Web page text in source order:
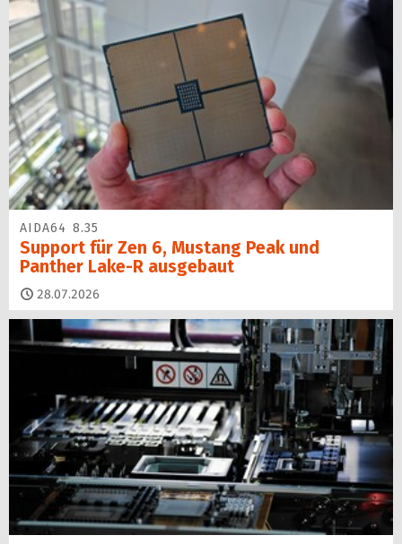
AIDA64 8.35
Support für Zen 6, Mustang Peak und
Panther Lake-R ausgebaut
28.07.2026